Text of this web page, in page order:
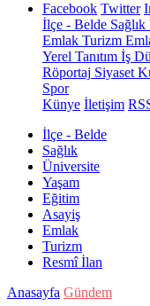
Facebook Twitter
İlçe - Belde Sağlık
Emlak Turizm
Yerel Tanıtım İş
Röportaj Siyaset
Spor
Künye İletişim
İlçe - Belde
Sağlık
Üniversite
Yaşam
Eğitim
Asayiş
Emlak
Turizm
Resmî İlan
Anasayfa Gündem